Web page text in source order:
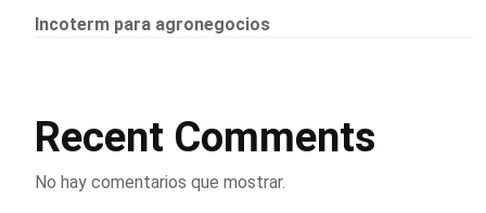
Incoterm para agronegocios
Recent Comments
No hay comentarios que mostrar.